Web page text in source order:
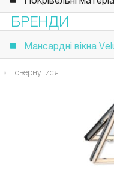
БРЕНДИ
Мансардні вікна
« Повернутися